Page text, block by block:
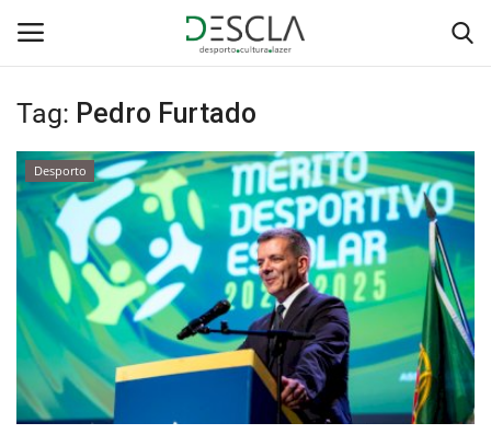
Login Registar
Home
...by Descla
Desporto
Contactos
Sobre Nós
Tag: Pedro Furtado
Desporto